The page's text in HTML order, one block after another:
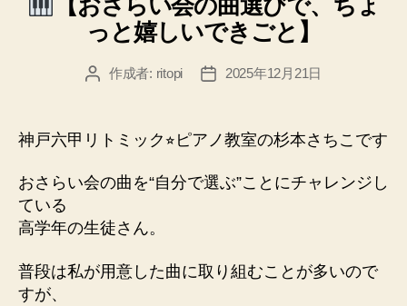
リ
ー
っと嬉しいできごと】
投 作成者: ritopi
投
2025年12月21日
神戸六甲リトミック⭐︎ピアノ教室の杉本さちこです
おさらい会の曲を“自分で選ぶ”ことにチャレンジし
ている
高学年の生徒さん。
普段は私が用意した曲に取り組むことが多いので
すが、